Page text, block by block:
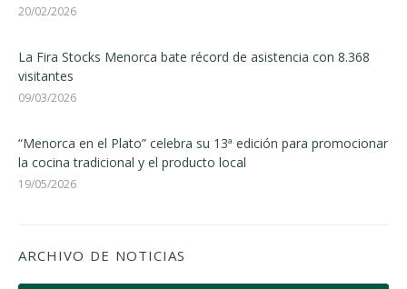
20/02/2026
La Fira Stocks Menorca bate récord de asistencia con 8.368
visitantes
09/03/2026
“Menorca en el Plato” celebra su 13ª edición para promocionar
la cocina tradicional y el producto local
19/05/2026
ARCHIVO DE NOTICIAS